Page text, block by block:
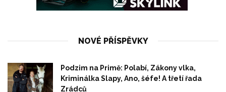
NOVÉ PŘÍSPĚVKY
Podzim na Primě: Polabí, Zákony vlka,
Kriminálka Slapy, Ano, šéfe! A třetí řada
Zrádců